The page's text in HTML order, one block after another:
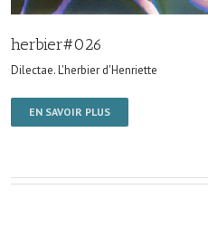
herbier#026
Dilectae. L'herbier d'Henriette
EN SAVOIR PLUS